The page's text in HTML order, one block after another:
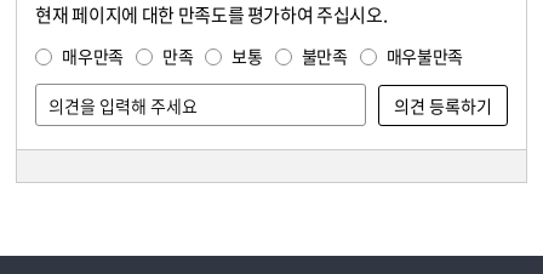
현재 페이지에 대한 만족도를 평가하여 주십시오.
매우만족 만족 보통 불만족 매우불만족